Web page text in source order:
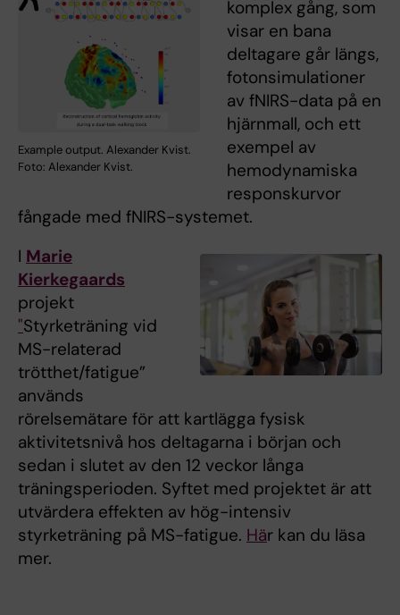
Example output. Alexander Kvist.
Foto: Alexander Kvist.
komplex gång, som
visar en bana
deltagare går längs,
fotonsimulationer
av fNIRS-data på en
hjärnmall, och ett
exempel av
hemodynamiska
responskurvor
fångade med fNIRS-systemet.
I Marie
Kierkegaards
projekt
"Styrketräning vid
MS-relaterad
trötthet/fatigue”
används
rörelsemätare för att kartlägga fysisk
aktivitetsnivå hos deltagarna i början och
sedan i slutet av den 12 veckor långa
träningsperioden. Syftet med projektet är att
utvärdera effekten av hög-intensiv
styrketräning på MS-fatigue. Här kan du läsa
mer.